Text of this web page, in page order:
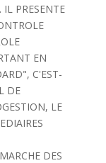
PRESENTE
EN
C'EST-
DE
LE
DES